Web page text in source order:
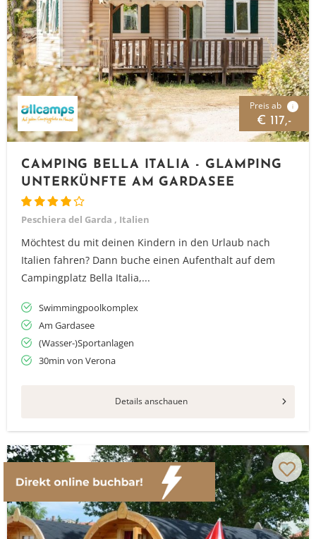
Preis ab i
€ 117,-
CAMPING BELLA ITALIA - GLAMPING
UNTERKÜNFTE AM GARDASEE
Peschiera del Garda , Italien
Möchtest du mit deinen Kindern in den Urlaub nach
Italien fahren? Dann buche einen Aufenthalt auf dem
Campingplatz Bella Italia,...
Swimmingpoolkomplex
Am Gardasee
(Wasser-)Sportanlagen
30min von Verona
Details anschauen